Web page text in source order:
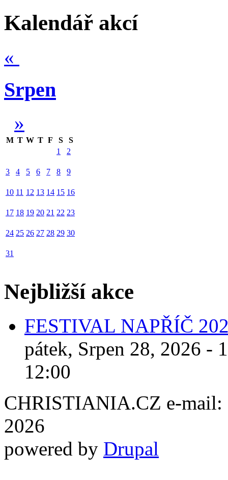
Kalendář akcí
«
Srpen
»
M T W T F S
S
1
2
3 4 5 6 7 8 9
10 11 12 13 14 15 16
17 18 19 20 21 22 23
24 25 26 27 28 29 30
31
Nejbližší akce
FESTIVAL NAPŘÍČ
pátek, Srpen 28, 2026 -
12:00
CHRISTIANIA.CZ e-mail:
2026
powered by Drupal